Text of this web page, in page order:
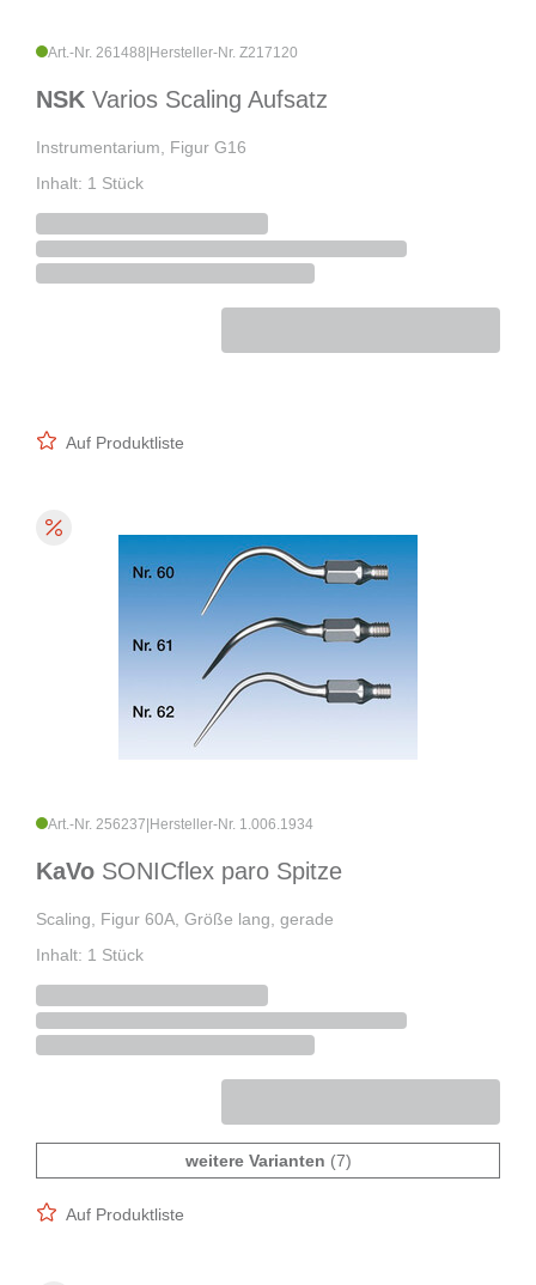
Art.-Nr. 261488 Hersteller-Nr. Z217120
NSK Varios Scaling Aufsatz
Instrumentarium, Figur G16
Inhalt: 1 Stück
Auf Produktliste
Art.-Nr. 256237 Hersteller-Nr. 1.006.1934
KaVo SONICflex paro Spitze
Scaling, Figur 60A, Größe lang, gerade
Inhalt: 1 Stück
weitere Varianten (7)
Auf Produktliste